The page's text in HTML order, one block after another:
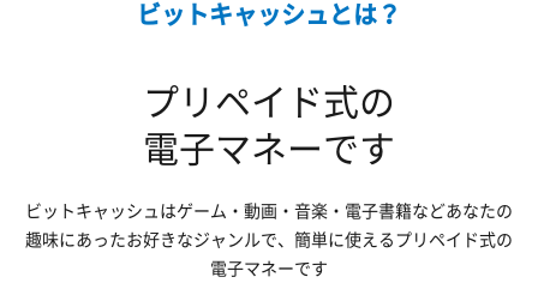
ビットキャッシュとは？
プリペイド式の
電子マネーです
ビットキャッシュはゲーム・動画・音楽・電子書籍などあなたの
趣味にあったお好きなジャンルで、 簡単に使えるプリペイド式の
電子マネーです